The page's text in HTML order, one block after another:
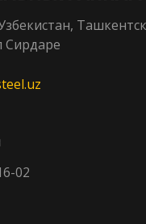
Сирдаре
02